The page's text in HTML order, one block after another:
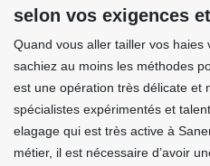
selon vos exigences
Quand vous aller tailler vos
sachiez au moins les méthodes
est une opération très délicate et
spécialistes expérimentés et
elagage qui est très active à
métier, il est nécessaire d’avoir